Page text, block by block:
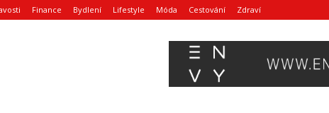
Finance Bydlení Lifestyle Móda Cestování Zdraví